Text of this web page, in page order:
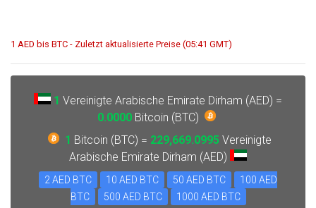
1 AED bis BTC - Zuletzt aktualisierte Preise (05:41 GMT)
1 Vereinigte Arabische Emirate Dirham (AED) =
0.0000 Bitcoin (BTC)
1 Bitcoin (BTC) = 229,669.0995 Vereinigte
Arabische Emirate Dirham (AED)
2 AED BTC 10 AED BTC 50 AED BTC
100 AED
BTC
500 AED BTC 1000 AED BTC